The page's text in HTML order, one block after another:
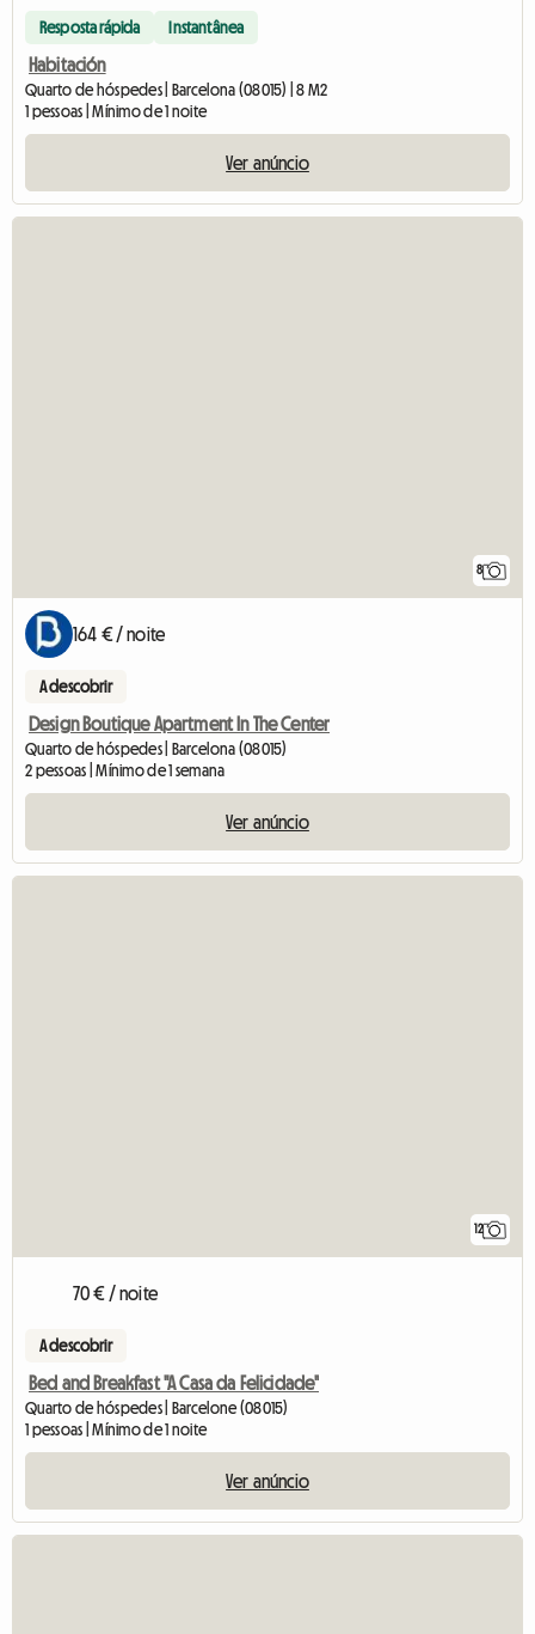
Resposta rápida Instantânea
Habitación
Quarto de hóspedes | Barcelona (08015) | 8 M2
1 pessoas | Mínimo de 1 noite
Ver anúncio
8
164 € / noite
A descobrir
Design Boutique Apartment In The Center
Quarto de hóspedes | Barcelona (08015)
2 pessoas | Mínimo de 1 semana
Ver anúncio
12
70 € / noite
A descobrir
Bed and Breakfast "A Casa da Felicidade"
Quarto de hóspedes | Barcelone (08015)
1 pessoas | Mínimo de 1 noite
Ver anúncio